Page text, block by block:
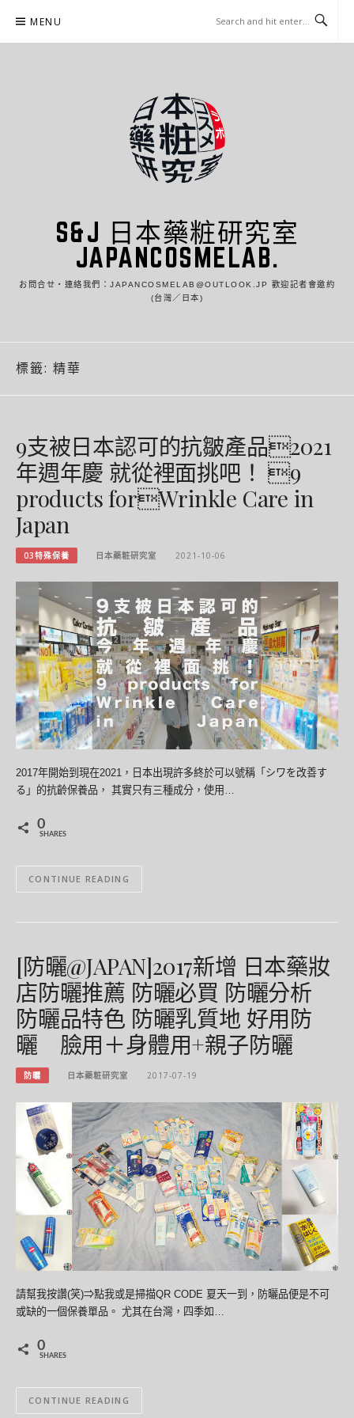
content
MENU
S&J 日本藥粧研究室
JAPANCOSMELAB.
お問合せ・連絡我們：JAPANCOSMELAB@OUTLOOK.JP 歡迎記者會邀約
(台灣／日本)
標籤: 精華
9支被日本認可的抗皺產品2021
年週年慶 就從裡面挑吧！ 9
products forWrinkle Care in
Japan
03特殊保養 日本藥粧研究室 2021-10-06
2017年開始到現在2021，日本出現許多終於可以號稱「シワを改善す
る」的抗齡保養品， 其實只有三種成分，使用…
0
SHARES
CONTINUE READING
[防曬@JAPAN]2017新增 日本藥妝
店防曬推薦 防曬必買 防曬分析
防曬品特色 防曬乳質地 好用防
曬 臉用＋身體用+親子防曬
防曬 日本藥粧研究室 2017-07-19
請幫我按讚(笑)⇒點我或是掃描QR CODE 夏天一到，防曬品便是不可
或缺的一個保養單品。 尤其在台灣，四季如…
0
SHARES
CONTINUE READING